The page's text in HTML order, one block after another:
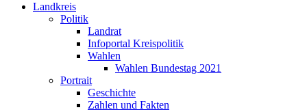
Landkreis
Politik
Landrat
Infoportal Kreispolitik
Wahlen
Wahlen Bundestag 2021
Portrait
Geschichte
Zahlen und Fakten